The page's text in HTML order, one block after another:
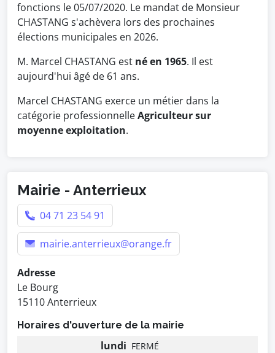
fonctions le 05/07/2020. Le mandat de Monsieur
CHASTANG s'achèvera lors des prochaines
élections municipales en 2026.
M. Marcel CHASTANG est né en 1965. Il est
aujourd'hui âgé de 61 ans.
Marcel CHASTANG exerce un métier dans la
catégorie professionnelleAgriculteur sur
moyenne exploitation.
Mairie - Anterrieux
04 71 23 54 91
mairie.anterrieux@orange.fr
Adresse
Le Bourg
15110 Anterrieux
Horaires d'ouverture de la mairie
lundi FERMÉ